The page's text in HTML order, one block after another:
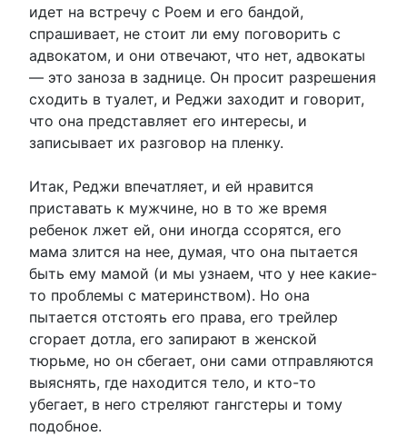
идет на встречу с Роем и его бандой,
спрашивает, не стоит ли ему поговорить с
адвокатом, и они отвечают, что нет, адвокаты
— это заноза в заднице. Он просит разрешения
сходить в туалет, и Реджи заходит и говорит,
что она представляет его интересы, и
записывает их разговор на пленку.
Итак, Реджи впечатляет, и ей нравится
приставать к мужчине, но в то же время
ребенок лжет ей, они иногда ссорятся, его
мама злится на нее, думая, что она пытается
быть ему мамой (и мы узнаем, что у нее какие-
то проблемы с материнством). Но она
пытается отстоять его права, его трейлер
сгорает дотла, его запирают в женской
тюрьме, но он сбегает, они сами отправляются
выяснять, где находится тело, и кто-то
убегает, в него стреляют гангстеры и тому
подобное.